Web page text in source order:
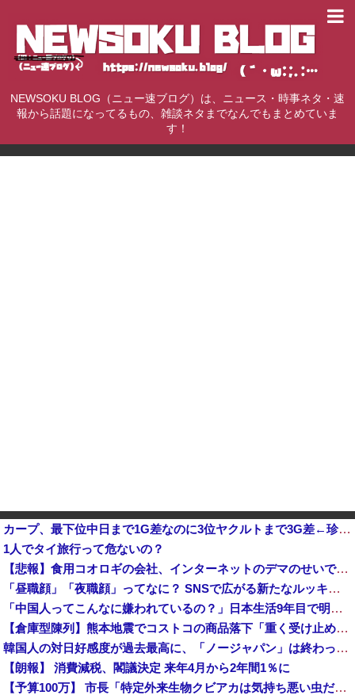
NEWSOKU BLOG（ニュー速ブログ）は、ニュース・時事ネタ・速
報から話題になってるもの、雑談ネタまでなんでもまとめていま
す！
カープ、最下位中日まで1G差なのに3位ヤクルトまで3G差←珍しい状況他
1人でタイ旅行って危ないの？
【悲報】食用コオロギの会社、インターネットのデマのせいで倒産ｗｗｗｗｗｗｗｗｗｗｗｗ
「昼職顔」「夜職顔」ってなに？ SNSで広がる新たなルッキズム論争（※画像あり）
「中国人ってこんなに嫌われているの？」日本生活9年目で明かす本心！
【倉庫型陳列】熊本地震でコストコの商品落下「重く受け止めております」地震大国で「高積み陳列」が心配...IKEAにも聞いた
韓国人の対日好感度が過去最高に、「ノージャパン」は終わった？＝ネット「中国より100倍いい」
【朗報】 消費減税、閣議決定 来年4月から2年間1％に
【予算100万】 市長「特定外来生物クビアカは気持ち悪い虫だしそんな需要ないと思う」1匹300円相当の報奨金→初日に42万取られ焦り